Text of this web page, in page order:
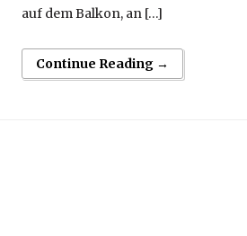
auf dem Balkon, an […]
Continue Reading →